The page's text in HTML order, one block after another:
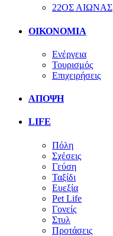
22ΟΣ ΑΙΩΝΑΣ
ΟΙΚΟΝΟΜΙΑ
Ενέργεια
Τουρισμός
Επιχειρήσεις
ΑΠΟΨΗ
LIFE
Πόλη
Σχέσεις
Γεύση
Ταξίδι
Ευεξία
Pet Life
Γονείς
Στυλ
Προτάσεις